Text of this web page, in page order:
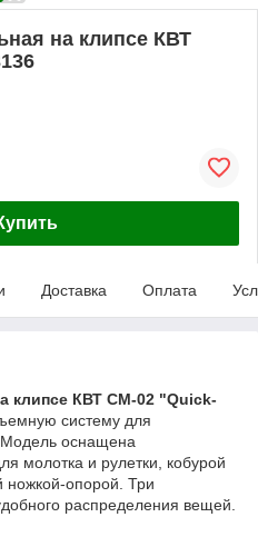
на клипсе КВТ
Доставка Оплата
клипсе КВТ СМ-02 "Quick-
систему для
Модель оснащена
молотка и рулетки, кобурой
ножкой-опорой. Три
распределения вещей.